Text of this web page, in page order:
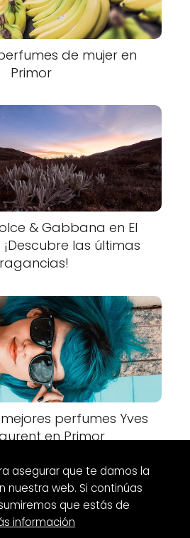
de mujer en
Primor
& Gabbana en El
las últimas
perfumes Yves
en Primor
de la moda en Madrid:
asegurar que te damos la
nuestra web. Si continúas
que estás de
información